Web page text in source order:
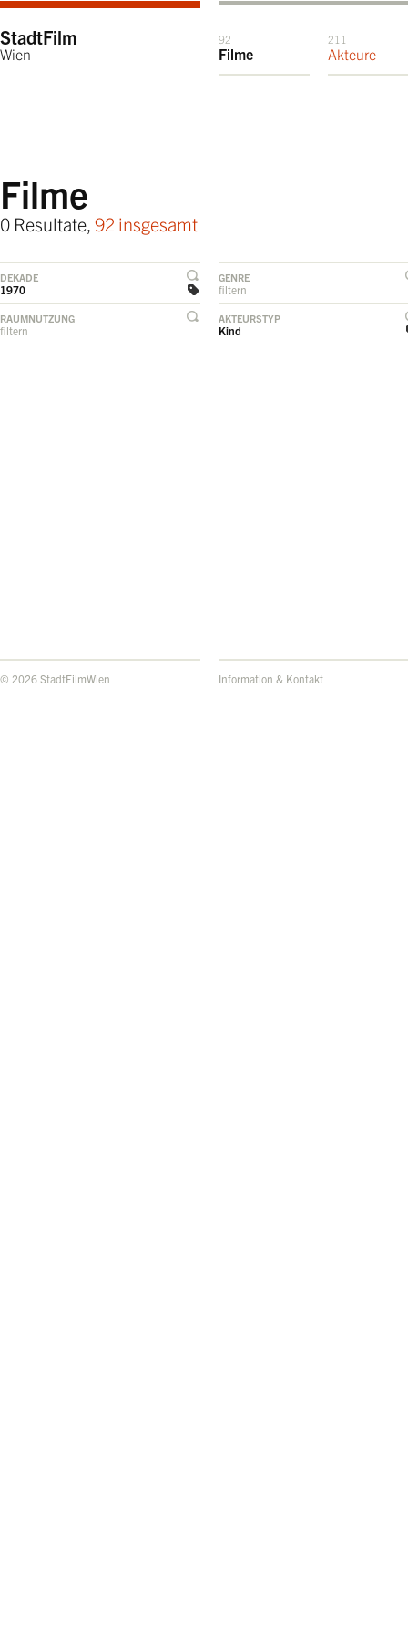
StadtFilm
Wien
92
Filme
211
Akteure
Filme
0 Resultate, 92 insgesamt
DEKADE
1970
GENRE
filtern
RAUMNUTZUNG
filtern
AKTEURSTYP
Kind
© 2026 StadtFilmWien Information & Kontakt